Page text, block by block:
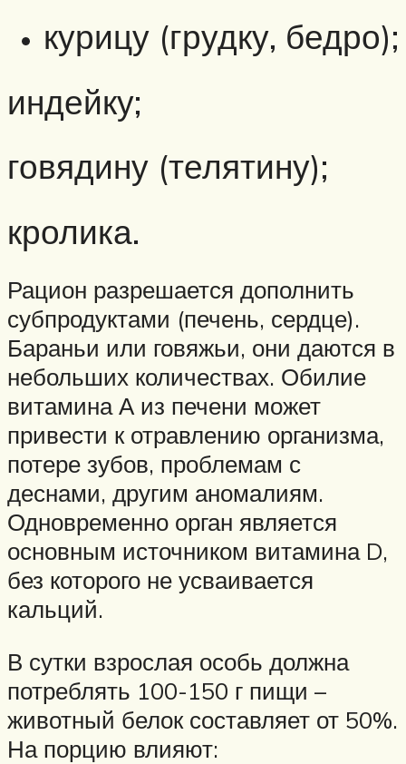
курицу (грудку, бедро);
индейку;
говядину (телятину);
кролика.
Рацион разрешается дополнить
субпродуктами (печень, сердце).
Бараньи или говяжьи, они даются в
небольших количествах. Обилие
витамина А из печени может
привести к отравлению организма,
потере зубов, проблемам с
деснами, другим аномалиям.
Одновременно орган является
основным источником витамина D,
без которого не усваивается
кальций.
В сутки взрослая особь должна
потреблять 100-150 г пищи –
животный белок составляет от 50%.
На порцию влияют: